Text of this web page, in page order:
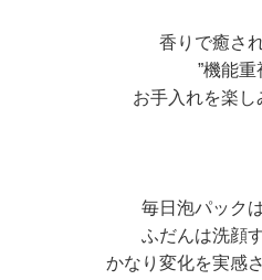
香りで癒さ
”機能重
お手入れを楽し
毎日泡パック
ふだんは洗顔
かなり変化を実感